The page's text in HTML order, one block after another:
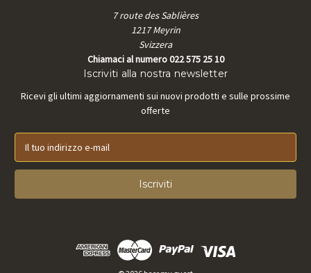
7 route des Sablières
1217 Meyrin
Svizzera
Chiamaci al numero 022 575 25 10
Iscriviti alla nostra newsletter
Ricevi gli ultimi aggiornamenti sui nuovi prodotti e sulle prossime
offerte
I
d
r